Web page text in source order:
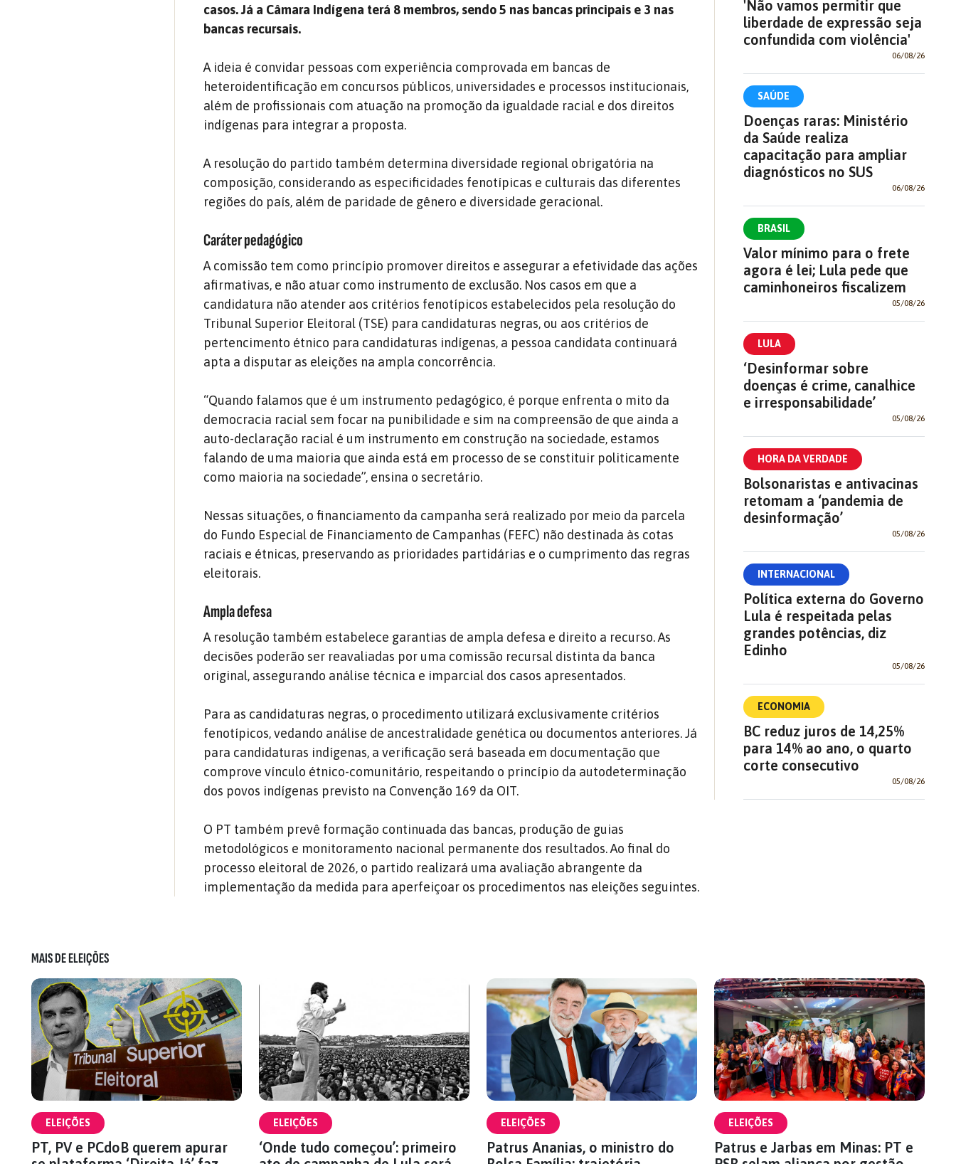
casos. Já a Câmara Indígena terá 8 membros, sendo 5 nas bancas principais e 3 nas
bancas recursais.
A ideia é convidar pessoas com experiência comprovada em bancas de
heteroidentificação em concursos públicos, universidades e processos institucionais,
além de profissionais com atuação na promoção da igualdade racial e dos direitos
indígenas para integrar a proposta.
A resolução do partido também determina diversidade regional obrigatória na
composição, considerando as especificidades fenotípicas e culturais das diferentes
regiões do país, além de paridade de gênero e diversidade geracional.
Caráter pedagógico
A comissão tem como princípio promover direitos e assegurar a efetividade das ações
afirmativas, e não atuar como instrumento de exclusão. Nos casos em que a
candidatura não atender aos critérios fenotípicos estabelecidos pela resolução do
Tribunal Superior Eleitoral (TSE) para candidaturas negras, ou aos critérios de
pertencimento étnico para candidaturas indígenas, a pessoa candidata continuará
apta a disputar as eleições na ampla concorrência.
“Quando falamos que é um instrumento pedagógico, é porque enfrenta o mito da
democracia racial sem focar na punibilidade e sim na compreensão de que ainda a
auto-declaração racial é um instrumento em construção na sociedade, estamos
falando de uma maioria que ainda está em processo de se constituir politicamente
como maioria na sociedade”, ensina o secretário.
Nessas situações, o financiamento da campanha será realizado por meio da parcela
do Fundo Especial de Financiamento de Campanhas (FEFC) não destinada às cotas
raciais e étnicas, preservando as prioridades partidárias e o cumprimento das regras
eleitorais.
Ampla defesa
A resolução também estabelece garantias de ampla defesa e direito a recurso. As
decisões poderão ser reavaliadas por uma comissão recursal distinta da banca
original, assegurando análise técnica e imparcial dos casos apresentados.
Para as candidaturas negras, o procedimento utilizará exclusivamente critérios
fenotípicos, vedando análise de ancestralidade genética ou documentos anteriores. Já
para candidaturas indígenas, a verificação será baseada em documentação que
comprove vínculo étnico-comunitário, respeitando o princípio da autodeterminação
dos povos indígenas previsto na Convenção 169 da OIT.
O PT também prevê formação continuada das bancas, produção de guias
metodológicos e monitoramento nacional permanente dos resultados. Ao final do
processo eleitoral de 2026, o partido realizará uma avaliação abrangente da
implementação da medida para aperfeiçoar os procedimentos nas eleições seguintes.
'Não vamos permitir que
liberdade de expressão seja
confundida com violência'
06/08/26
SAÚDE
Doenças raras: Ministério
da Saúde realiza
capacitação para ampliar
diagnósticos no SUS
06/08/26
BRASIL
Valor mínimo para o frete
agora é lei; Lula pede que
caminhoneiros fiscalizem
05/08/26
LULA
‘Desinformar sobre
doenças é crime, canalhice
e irresponsabilidade’
05/08/26
HORA DA VERDADE
Bolsonaristas e antivacinas
retomam a ‘pandemia de
desinformação’
05/08/26
INTERNACIONAL
Política externa do Governo
Lula é respeitada pelas
grandes potências, diz
Edinho
05/08/26
ECONOMIA
BC reduz juros de 14,25%
para 14% ao ano, o quarto
corte consecutivo
05/08/26
MAIS DE ELEIÇÕES
ELEIÇÕES
PT, PV e PCdoB querem apurar
ELEIÇÕES
‘Onde tudo começou’: primeiro
ELEIÇÕES
Patrus Ananias, o ministro do
ELEIÇÕES
Patrus e Jarbas em Minas: PT e